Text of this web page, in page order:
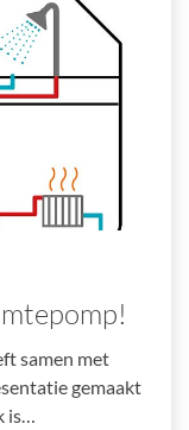
samen met
gemaakt
is…